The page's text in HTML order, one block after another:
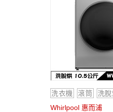
洗衣機 滾筒
洗
Whirlpool 惠而浦